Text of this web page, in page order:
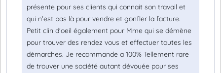
présente pour ses clients qui connait son travail et
qui n'est pas là pour vendre et gonfler la facture.
Petit clin d'oeil également pour Mme qui se démène
pour trouver des rendez vous et effectuer toutes les
démarches. Je recommande a 100% Tellement rare
de trouver une société autant dévouée pour ses